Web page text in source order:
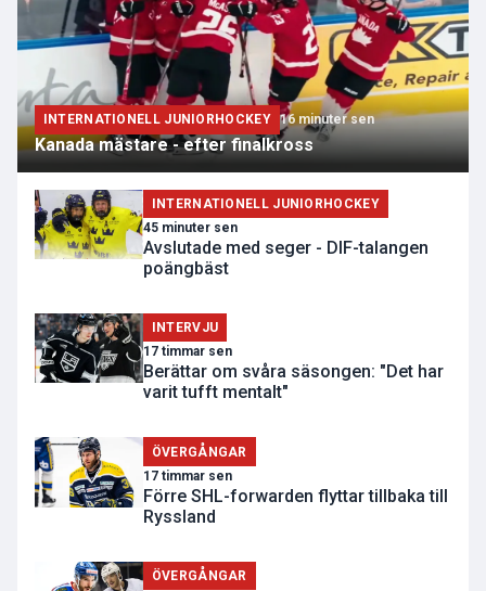
INTERNATIONELL JUNIORHOCKEY 16 minuter sen
Kanada mästare - efter finalkross
INTERNATIONELL JUNIORHOCKEY
45 minuter sen
Avslutade med seger - DIF-talangen
poängbäst
INTERVJU
17 timmar sen
Berättar om svåra säsongen: "Det har
varit tufft mentalt"
ÖVERGÅNGAR
17 timmar sen
Förre SHL-forwarden flyttar tillbaka till
Ryssland
ÖVERGÅNGAR